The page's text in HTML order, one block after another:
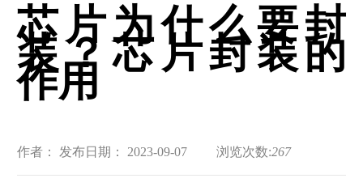
芯片为什么要封
装？芯片封装的
作用
作者： 发布日期： 2023-09-07 浏览次数:267